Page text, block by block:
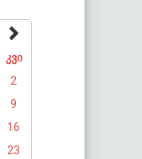
კვი
2
9
16
23